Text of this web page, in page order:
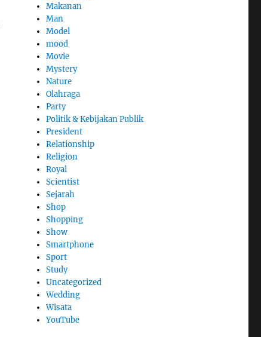
Makanan
Man
Model
mood
Movie
Mystery
Nature
Olahraga
Party
Politik & Kebijakan Publik
President
Relationship
Religion
Royal
Scientist
Sejarah
Shop
Shopping
Show
Smartphone
Sport
Study
Uncategorized
Wedding
Wisata
YouTube